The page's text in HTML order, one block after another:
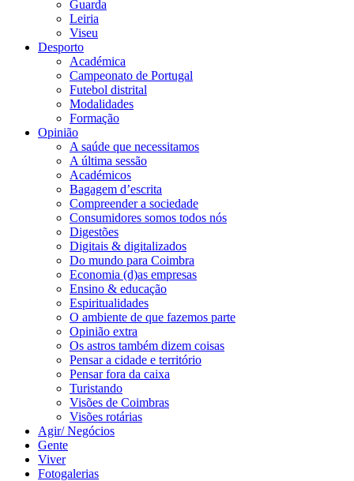
Guarda
Leiria
Viseu
Desporto
Académica
Campeonato de Portugal
Futebol distrital
Modalidades
Formação
Opinião
A saúde que necessitamos
A última sessão
Académicos
Bagagem d’escrita
Compreender a sociedade
Consumidores somos todos nós
Digestões
Digitais & digitalizados
Do mundo para Coimbra
Economia (d)as empresas
Ensino & educação
Espiritualidades
O ambiente de que fazemos parte
Opinião extra
Os astros também dizem coisas
Pensar a cidade e território
Pensar fora da caixa
Turistando
Visões de Coimbras
Visões rotárias
Agir/ Negócios
Gente
Viver
Fotogalerias